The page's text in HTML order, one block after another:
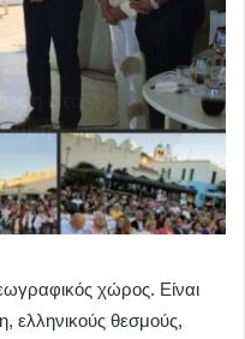
χώρος. Είναι
ελληνικούς θεσμούς,